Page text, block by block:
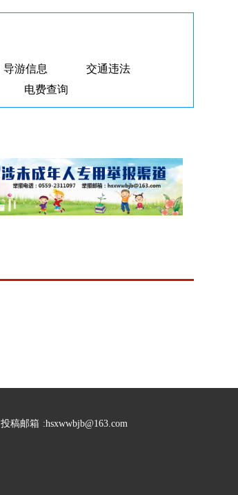
导游信息
交通违法
电费查询
投稿邮箱 :hsxwwbjb@163.com